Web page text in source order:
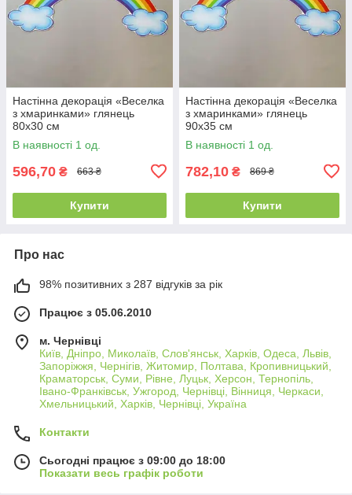
Настінна декорація «Веселка
з хмаринками» глянець
80х30 см
В наявності 1 од.
596,70 ₴ 663 ₴
Купити
Настінна декорація «Веселка
з хмаринками» глянець
90х35 см
В наявності 1 од.
782,10 ₴ 869 ₴
Купити
Про нас
98% позитивних з 287 відгуків за рік
Працює з 05.06.2010
м. Чернівці
Київ, Дніпро, Миколаїв, Слов'янськ, Харків, Одеса, Львів,
Запоріжжя, Чернігів, Житомир, Полтава, Кропивницький,
Краматорськ, Суми, Рівне, Луцьк, Херсон, Тернопіль,
Івано-Франківськ, Ужгород, Чернівці, Вінниця, Черкаси,
Хмельницький, Харків, Чернівці, Україна
Контакти
Сьогодні працює з 09:00 до 18:00
Показати весь графік роботи